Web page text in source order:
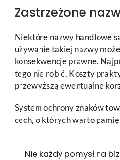
Zastrzeżone
Niektóre nazwy handlowe
używanie takiej nazwy
konsekwencje prawne.
tego nie robić. Koszty
przewyższą ewentualne
System ochrony znaków
cech, o których warto
Nie każdy pomysł na